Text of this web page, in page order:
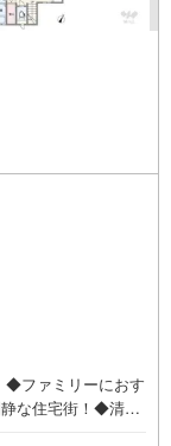
◆ファミリーにおす
な住宅街！◆清水